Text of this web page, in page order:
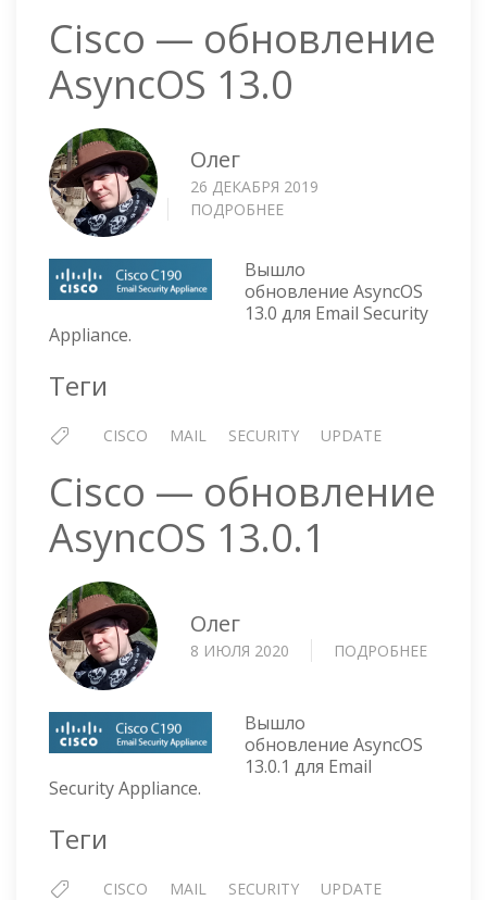
Cisco — обновление
AsyncOS 13.0
Олег
26 ДЕКАБРЯ 2019
ПОДРОБНЕЕ
ОБНОВЛЕНИЕ
ASYNCOS
13.0
Вышло
обновление AsyncOS
13.0 для Email Security
Appliance.
Теги
CISCO MAIL SECURITY UPDATE
Cisco — обновление
AsyncOS 13.0.1
Олег
8 ИЮЛЯ 2020 ПОДРОБНЕЕ
Вышло
обновление AsyncOS
13.0.1 для Email
Security Appliance.
Теги
CISCO MAIL SECURITY UPDATE